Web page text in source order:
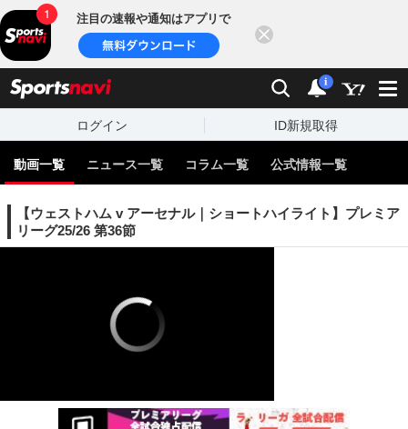
注目の速報や通知はアプリで
検索 通知
i
ログイン ID新規取得
動画一覧 ニュース一覧 コラム一覧 公式情報一覧
【ウェストハム v アーセナル｜ショートハイライト】プレミア
リーグ25/26 第36節